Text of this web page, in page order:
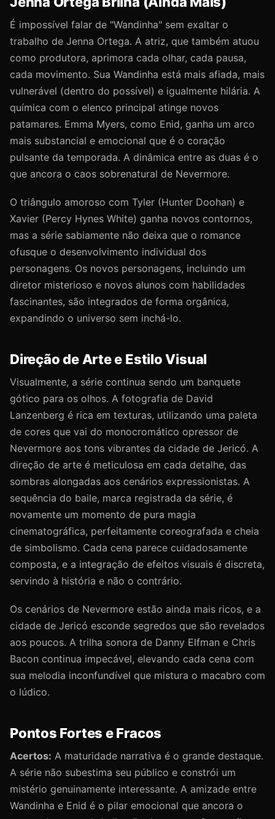
É impossível falar de "Wandinha" sem exaltar o
trabalho de Jenna Ortega. A atriz, que também atuou
como produtora, aprimora cada olhar, cada pausa,
cada movimento. Sua Wandinha está mais afiada, mais
vulnerável (dentro do possível) e igualmente hilária. A
química com o elenco principal atinge novos
patamares. Emma Myers, como Enid, ganha um arco
mais substancial e emocional que é o coração
pulsante da temporada. A dinâmica entre as duas é o
que ancora o caos sobrenatural de Nevermore.
O triângulo amoroso com Tyler (Hunter Doohan) e
Xavier (Percy Hynes White) ganha novos contornos,
mas a série sabiamente não deixa que o romance
ofusque o desenvolvimento individual dos
personagens. Os novos personagens, incluindo um
diretor misterioso e novos alunos com habilidades
fascinantes, são integrados de forma orgânica,
expandindo o universo sem inchá-lo.
Direção de Arte e Estilo Visual
Visualmente, a série continua sendo um banquete
gótico para os olhos. A fotografia de David
Lanzenberg é rica em texturas, utilizando uma paleta
de cores que vai do monocromático opressor de
Nevermore aos tons vibrantes da cidade de Jericó. A
direção de arte é meticulosa em cada detalhe, das
sombras alongadas aos cenários expressionistas. A
sequência do baile, marca registrada da série, é
novamente um momento de pura magia
cinematográfica, perfeitamente coreografada e cheia
de simbolismo. Cada cena parece cuidadosamente
composta, e a integração de efeitos visuais é discreta,
servindo à história e não o contrário.
Os cenários de Nevermore estão ainda mais ricos, e a
cidade de Jericó esconde segredos que são revelados
aos poucos. A trilha sonora de Danny Elfman e Chris
Bacon continua impecável, elevando cada cena com
sua melodia inconfundível que mistura o macabro com
o lúdico.
Pontos Fortes e Fracos
Acertos: A maturidade narrativa é o grande destaque.
A série não subestima seu público e constrói um
mistério genuinamente interessante. A amizade entre
Wandinha e Enid é o pilar emocional que ancora o